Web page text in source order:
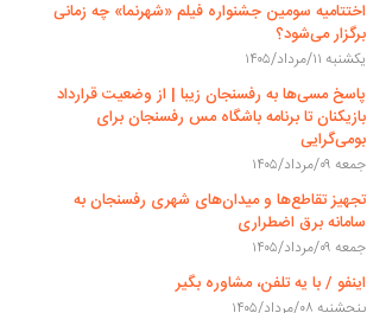
اختتامیه سومین جشنواره فیلم «شهرنما» چه زمانی
برگزار می‌شود؟
یکشنبه ۱۱/مرداد/۱۴۰۵
پاسخ مسی‌ها به رفسنجان زیبا | از وضعیت قرارداد
بازیکنان تا برنامه باشگاه مس رفسنجان برای
بومی‌گرایی
جمعه ۰۹/مرداد/۱۴۰۵
تجهیز تقاطع‌ها و میدان‌های شهری رفسنجان به
سامانه برق اضطراری
جمعه ۰۹/مرداد/۱۴۰۵
اینفو / با یه تلفن، مشاوره بگیر
پنجشنبه ۰۸/مرداد/۱۴۰۵